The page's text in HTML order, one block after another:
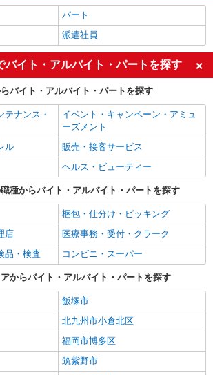
パート
派遣社員
バイト・アルバイト・パートを探す
バイト・アルバイト・パートを探す
テナンス・
イベント・キャンペーン・アミュ
ーズメント
ル
販売・接客サービス
ヘルス・ビューティー
種からバイト・アルバイト・パートを探す
梱包・仕分け・ピッキング
店
医療事務・受付・クラーク
品・検査
コンビニ・スーパー
からバイト・アルバイト・パートを探す
飯塚市
北九州市小倉北区
福岡市博多区
筑紫野市